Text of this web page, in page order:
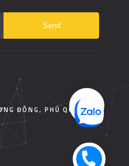
ĐÔNG, PHÚ QUỐC.